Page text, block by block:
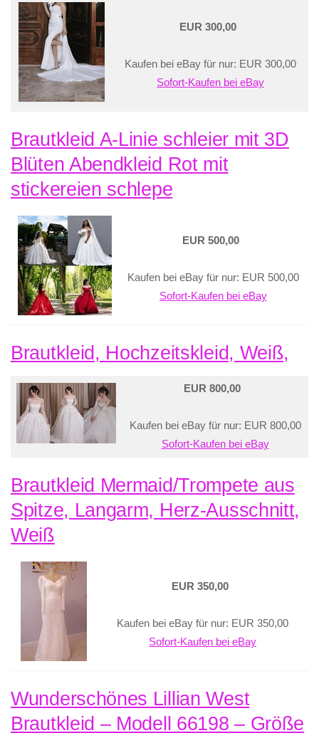
EUR 300,00
Kaufen bei eBay für nur: EUR 300,00
Sofort-Kaufen bei eBay
Brautkleid A-Linie schleier mit 3D
Blüten Abendkleid Rot mit
stickereien schlepe
EUR 500,00
Kaufen bei eBay für nur: EUR 500,00
Sofort-Kaufen bei eBay
Brautkleid, Hochzeitskleid, Weiß,
EUR 800,00
Kaufen bei eBay für nur: EUR 800,00
Sofort-Kaufen bei eBay
Brautkleid Mermaid/Trompete aus
Spitze, Langarm, Herz-Ausschnitt,
Weiß
EUR 350,00
Kaufen bei eBay für nur: EUR 350,00
Sofort-Kaufen bei eBay
Wunderschönes Lillian West
Brautkleid – Modell 66198 – Größe